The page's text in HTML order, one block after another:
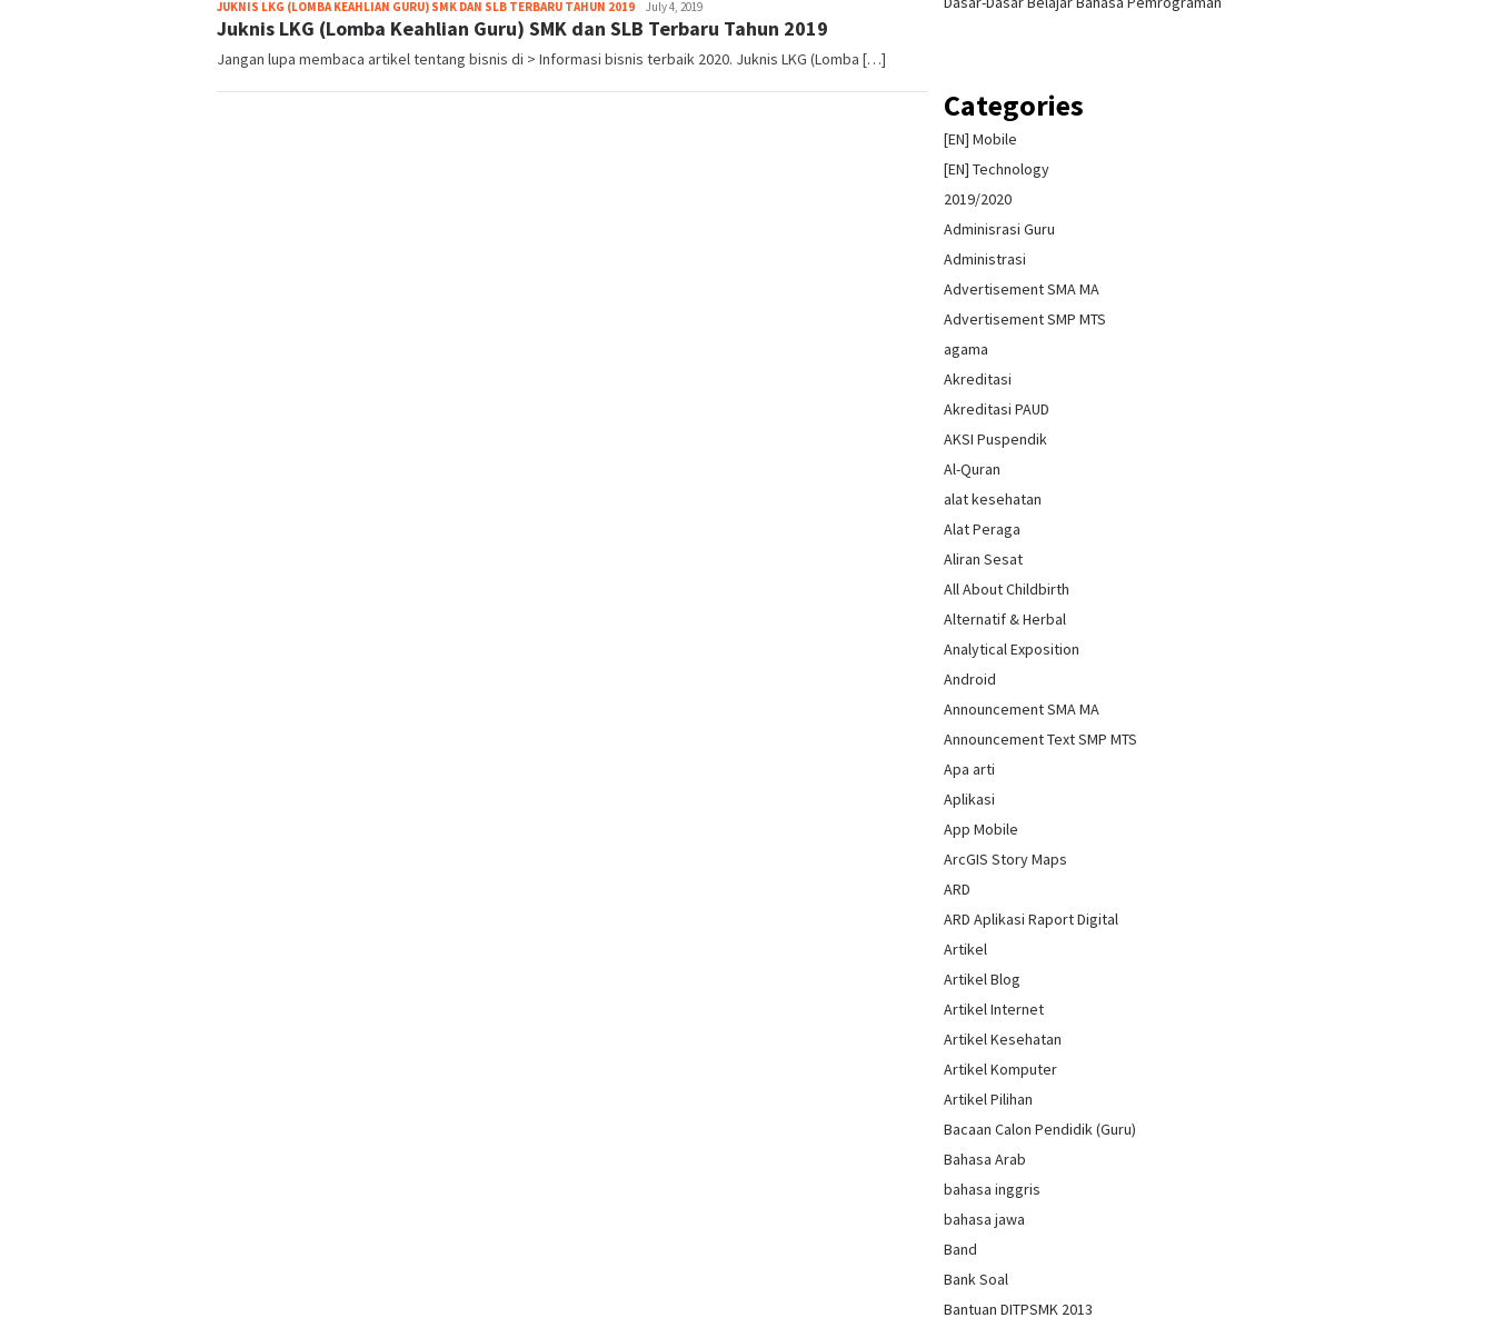
JUKNIS LKG (LOMBA KEAHLIAN GURU) SMK DAN SLB TERBARU TAHUN 2019Admin
July 4, 2019
Juknis LKG (Lomba Keahlian Guru) SMK dan SLB Terbaru Tahun 2019
Jangan lupa membaca artikel tentang bisnis di > Informasi bisnis terbaik 2020. Juknis LKG (Lomba […]
Categories
[EN] Mobile
[EN] Technology
2019/2020
Adminisrasi Guru
Administrasi
Advertisement SMA MA
Advertisement SMP MTS
agama
Akreditasi
Akreditasi PAUD
AKSI Puspendik
Al-Quran
alat kesehatan
Alat Peraga
Aliran Sesat
All About Childbirth
Alternatif & Herbal
Analytical Exposition
Android
Announcement SMA MA
Announcement Text SMP MTS
Apa arti
Aplikasi
App Mobile
ArcGIS Story Maps
ARD
ARD Aplikasi Raport Digital
Artikel
Artikel Blog
Artikel Internet
Artikel Kesehatan
Artikel Komputer
Artikel Pilihan
Bacaan Calon Pendidik (Guru)
Bahasa Arab
bahasa inggris
bahasa jawa
Band
Bank Soal
Bantuan DITPSMK 2013